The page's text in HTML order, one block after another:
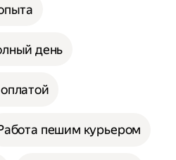
день
пешим курьером